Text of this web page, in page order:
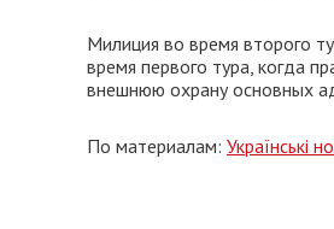
Милиция во время второго
время первого тура, когда
внешнюю охрану основных
По материалам: Українські